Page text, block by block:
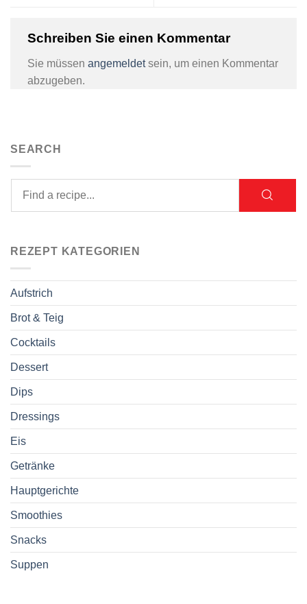
Schreiben Sie einen Kommentar
Sie müssen angemeldetsein, um einen Kommentar
abzugeben.
SEARCH
REZEPT KATEGORIEN
Aufstrich
Brot & Teig
Cocktails
Dessert
Dips
Dressings
Eis
Getränke
Hauptgerichte
Smoothies
Snacks
Suppen